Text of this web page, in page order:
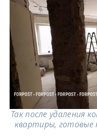
Так после удаления
квартиры, готовые